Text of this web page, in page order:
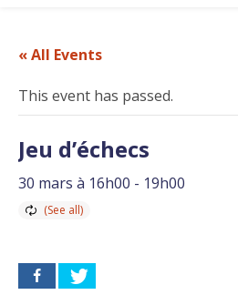
« All Events
This event has passed.
Jeu d’échecs
30 mars à 16h00 - 19h00